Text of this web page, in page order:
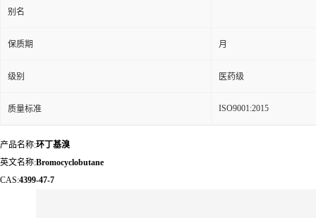
别名
保质期 月
级别 医药级
质量标准 ISO9001:2015
产品名称:环丁基溴
英文名称:Bromocyclobutane
CAS:4399-47-7